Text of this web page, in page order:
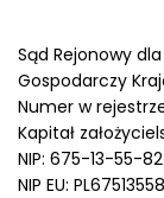
Sąd Rejonowy
Gospodarczy
Numer w
Kapitał
NIP: 675-13-55-
NIP EU: